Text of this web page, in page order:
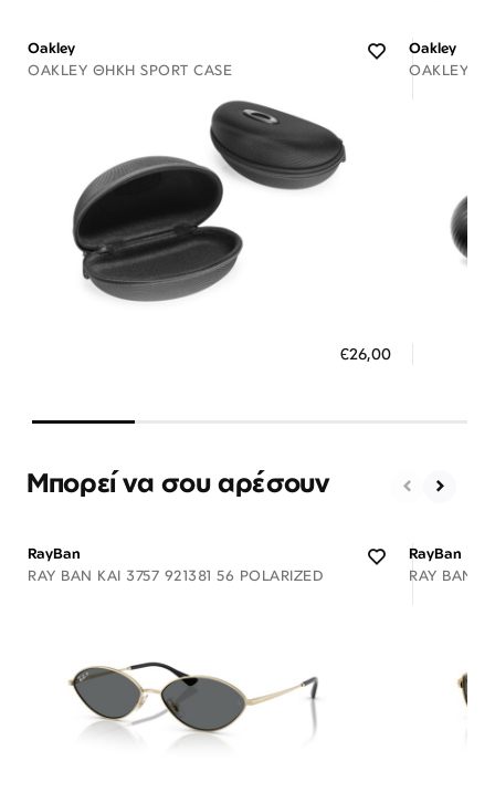
Oakley
OAKLEY ΘΉΚΗ SPORT CASE
€26,00
Διαθέσιμο
Oakley
OAKLEY
Μπορεί να σου αρέσουν
RayBan
RAY BAN KAI 3757 921381 56 POLARIZED
RayBan
RAY BAN